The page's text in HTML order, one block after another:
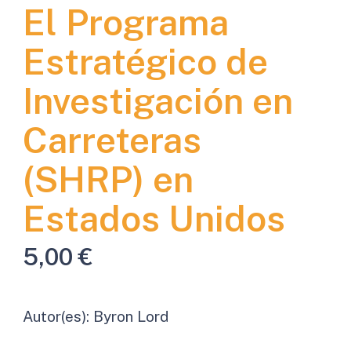
El Programa
Estratégico de
Investigación en
Carreteras
(SHRP) en
Estados Unidos
5,00€
Autor(es): Byron Lord